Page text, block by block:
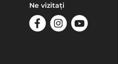
Ne vizitați